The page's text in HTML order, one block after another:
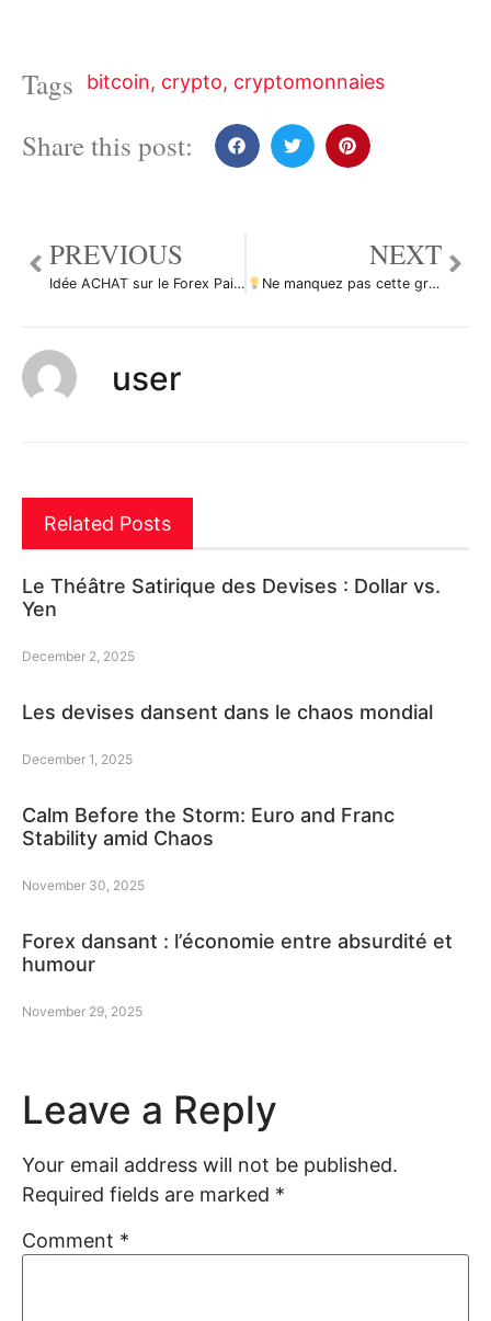
Tags bitcoin, crypto, cryptomonnaies
Share this post:
PREVIOUS
Idée ACHAT sur le Forex Paire EUR USD par fab06100
NEXT
Ne manquez pas cette grande opportunité d’achat de ETHUSD par ForecastCity_Francais
user
Related Posts
Le Théâtre Satirique des Devises : Dollar vs.
Yen
December 2, 2025
Les devises dansent dans le chaos mondial
December 1, 2025
Calm Before the Storm: Euro and Franc
Stability amid Chaos
November 30, 2025
Forex dansant : l’économie entre absurdité et
humour
November 29, 2025
Leave a Reply
Your email address will not be published.
Required fields are marked *
Comment *